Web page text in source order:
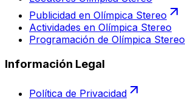
Publicidad en Olímpica Stereo
Actividades en Olímpica Stereo
Programación de Olímpica Stereo
Información Legal
Política de Privacidad